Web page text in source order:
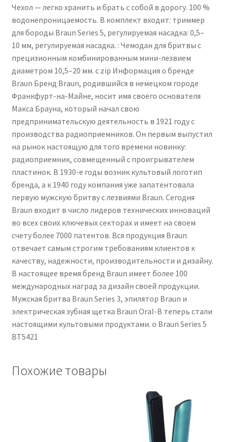
Чехол — легко хранить и брать с собой в дорогу. 100 %
водонепроницаемость. В комплект входит: триммер
для бороды Braun Series 5, регулируемая насадка: 0,5–
10 мм, регулируемая насадка. : Чемодан для бритвы с
прецизионным комбинированным мини-лезвием
диаметром 10,5–20 мм. с zip Информация о бренде
Braun Бренд Braun, родившийся в немецком городе
Франкфурт-на-Майне, носит имя своего основателя
Макса Брауна, который начал свою
предпринимательскую деятельность в 1921 году с
производства радиоприемников. Он первым выпустил
на рынок настоящую для того времени новинку:
радиоприемник, совмещенный с проигрывателем
пластинок. В 1930-е годы возник культовый логотип
бренда, а к 1940 году компания уже запатентовала
первую мужскую бритву с лезвиями Braun. Сегодня
Braun входит в число лидеров технических инноваций
во всех своих ключевых секторах и имеет на своем
счету более 7000 патентов. Вся продукция Braun
отвечает самым строгим требованиям клиентов к
качеству, надежности, производительности и дизайну.
В настоящее время бренд Braun имеет более 100
международных наград за дизайн своей продукции.
Мужская бритва Braun Series 3, эпилятор Braun и
электрическая зубная щетка Braun Oral-B теперь стали
настоящими культовыми продуктами. о Braun Series 5
BT5421
Похожие товары